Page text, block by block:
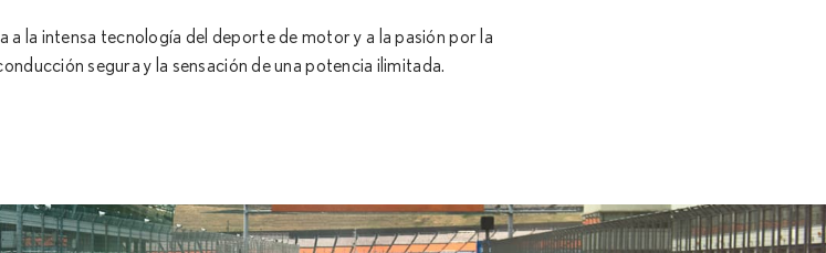
a la intensa tecnología del deporte de motor y a la pasión por la
segura y la sensación de una potencia ilimitada.